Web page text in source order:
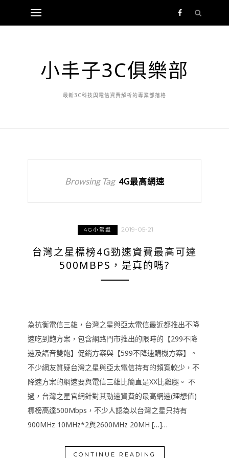
小丰子3C俱樂部
最新3C科技與電信資費解析的專業部落格
Browsing Tag 4G最高網速
4G小常識 2019-05-21
台灣之星標榜4G勁速資費最高可達
500MBPS，是真的嗎?
為抗衡電信三雄，台灣之星與亞太電信最近都推出不降
速吃到飽方案，包含網路門市推出的限時的【299不降
速及語音雙飽】促銷方案與【599不降速購機方案】。
不少網友質疑台灣之星與亞太電信持有的頻寬較少，不
降速方案的網速要與電信三雄比簡直是XX比雞腿。 不
過，台灣之星官網針對其勁速資費的最高網速(理想值)
標榜高達500Mbps，不少人認為以台灣之星只持有
900MHz 10MHz*2與2600MHz 20MH […]…
CONTINUE READING